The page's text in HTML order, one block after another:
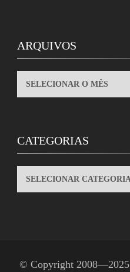
ARQUIVOS
ARQUIVOS
CATEGORIAS
CATEGORIAS
© Copyright 2008—2025